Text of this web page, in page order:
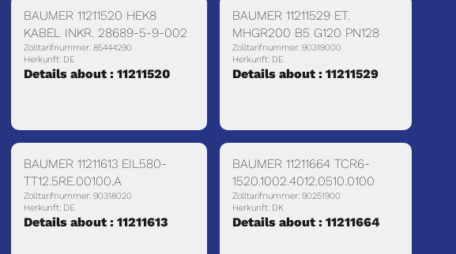
BAUMER 11211520 HEK8
KABEL INKR. 28689-5-9-002
Zolltarifnummer: 85444290
Herkunft: DE
Details about : 11211520
BAUMER 11211529 ET.
MHGR200 B5 G120 PN128
Zolltarifnummer: 90319000
Herkunft: DE
Details about : 11211529
BAUMER 11211613 EIL580-
TT12.5RE.00100.A
Zolltarifnummer: 90318020
Herkunft: DE
Details about : 11211613
BAUMER 11211664 TCR6-
1520.1002.4012.0510.0100
Zolltarifnummer: 90251900
Herkunft: DK
Details about : 11211664